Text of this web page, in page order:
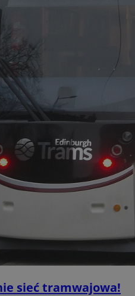
sieć tramwajowa!